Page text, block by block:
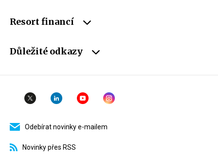
Resort financí
Důležité odkazy
Odebírat novinky e-mailem
Novinky přes RSS